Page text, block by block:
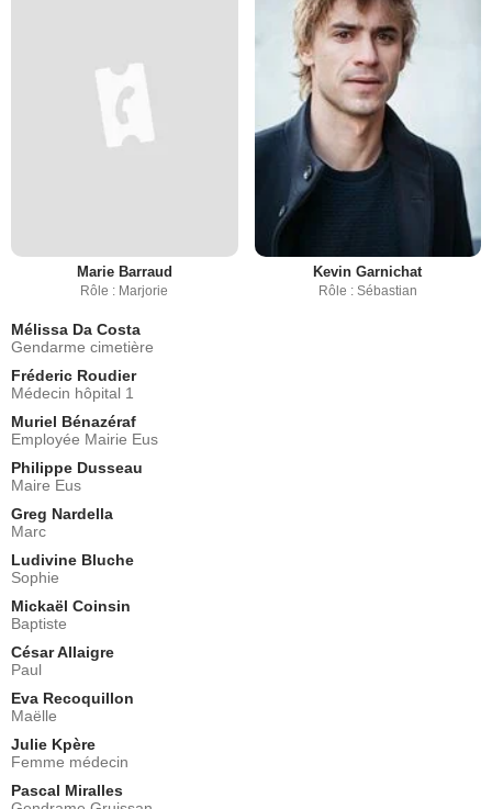
Marie Barraud
Rôle : Marjorie
Kevin Garnichat
Rôle : Sébastian
Mélissa Da Costa
Gendarme cimetière
Fréderic Roudier
Médecin hôpital 1
Muriel Bénazéraf
Employée Mairie Eus
Philippe Dusseau
Maire Eus
Greg Nardella
Marc
Ludivine Bluche
Sophie
Mickaël Coinsin
Baptiste
César Allaigre
Paul
Eva Recoquillon
Maëlle
Julie Kpère
Femme médecin
Pascal Miralles